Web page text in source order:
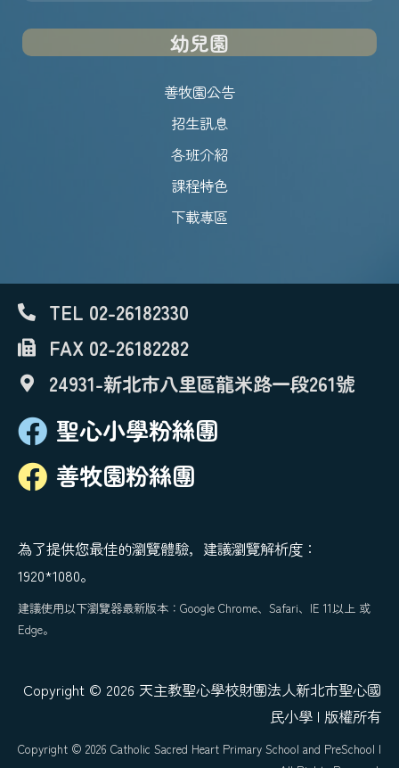
幼兒園
善牧園公告
招生訊息
各班介紹
課程特色
下載專區
TEL 02-26182330
FAX 02-26182282
24931-新北市八里區龍米路一段261號
聖心小學粉絲團
善牧園粉絲團
為了提供您最佳的瀏覽體驗，建議瀏覽解析度：
1920*1080。
建議使用以下瀏覽器最新版本：Google Chrome、Safari、IE 11以上 或
Edge。
Copyright © 2026 天主教聖心學校財團法人新北市聖心國
民小學 | 版權所有
Copyright © 2026 Catholic Sacred Heart Primary School and PreSchool |